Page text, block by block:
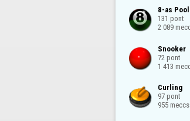
8-as Pool
131 pont
2 089
Snooker
72 pont
1 413
Curling
97 pont
955 meccs